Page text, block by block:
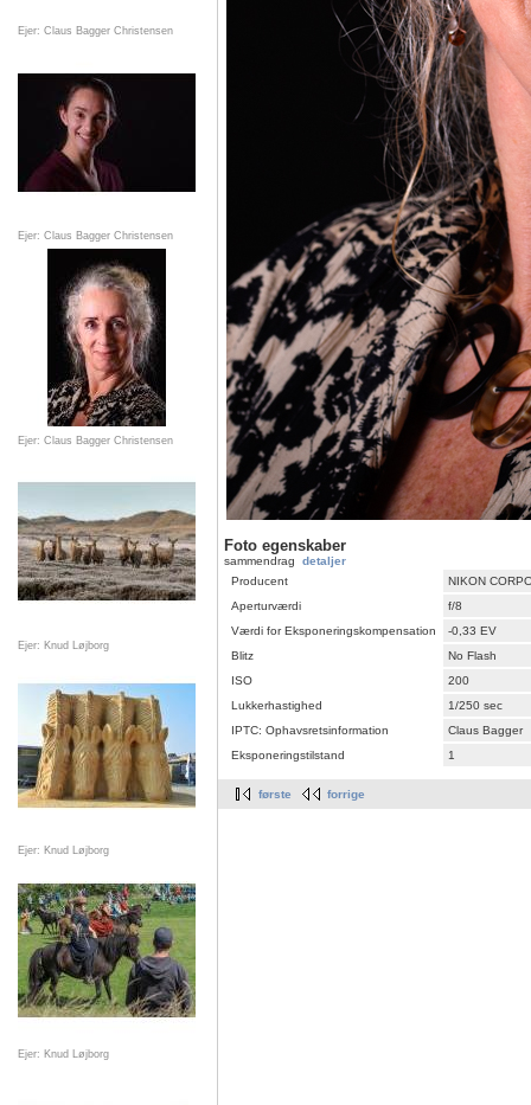
Ejer: Claus Bagger Christensen
Ejer: Claus Bagger Christensen
Ejer: Claus Bagger Christensen
Ejer: Knud Løjborg
Ejer: Knud Løjborg
Ejer: Knud Løjborg
Foto egenskaber
sammendrag detaljer
Producent
NIKON
Aperturværdi
f/8
Værdi for Eksponeringskompensation
-0,33 EV
Blitz
No Flash
ISO
200
Lukkerhastighed
1/250 sec
IPTC: Ophavsretsinformation
Claus Bagger
Eksponeringstilstand
1
første forrige